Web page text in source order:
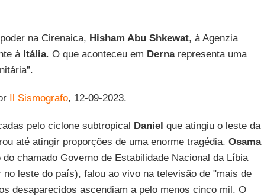
na Cirenaica, Hisham Abu Shkewat, à Agenzia
à Itália. O que aconteceu em Dernarepresenta uma
Il Sismografo, 12-09-2023.
pelo ciclone subtropical Daniel que atingiu o leste da
até atingir proporções de uma enorme tragédia. Osama
chamado Governo de Estabilidade Nacional da Líbia
no leste do país), falou ao vivo na televisão de "mais de
desaparecidos ascendiam a pelo menos cinco mil. O